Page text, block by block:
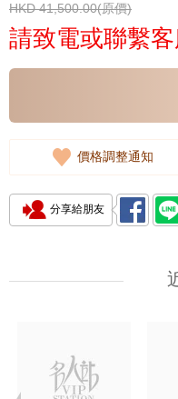
HKD 41,500.00(原價)
請致電或聯繫
價格調整通知
分享給朋友